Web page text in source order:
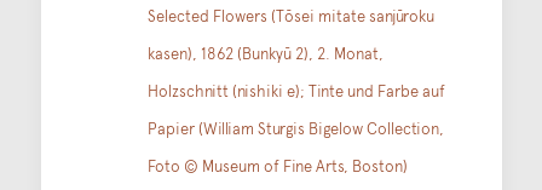
Selected Flowers (Tōsei mitate sanjūroku
kasen), 1862 (Bunkyū 2), 2. Monat,
Holzschnitt (nishiki e); Tinte und Farbe auf
Papier (William Sturgis Bigelow Collection,
Foto © Museum of Fine Arts, Boston)